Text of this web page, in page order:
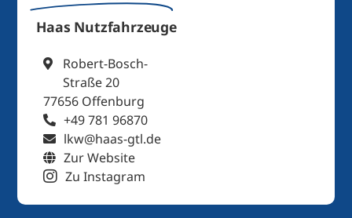
Haas Nutzfahrzeuge
Robert-Bosch-
Straße 20
77656 Offenburg
+49 781 96870
lkw@haas-gtl.de
Zur Website
Zu Instagram